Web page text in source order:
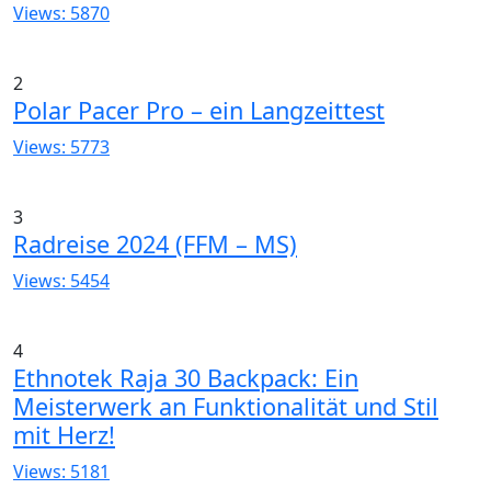
Views: 5870
2
Polar Pacer Pro – ein Langzeittest
Views: 5773
3
Radreise 2024 (FFM – MS)
Views: 5454
4
Ethnotek Raja 30 Backpack: Ein
Meisterwerk an Funktionalität und Stil
mit Herz!
Views: 5181